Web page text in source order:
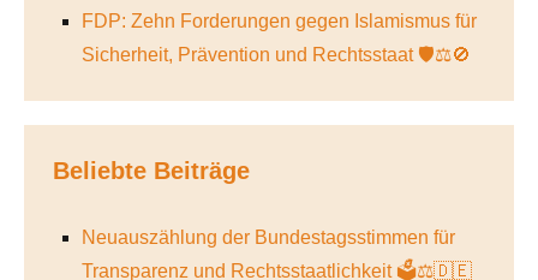
FDP: Zehn Forderungen gegen Islamismus für
Sicherheit, Prävention und Rechtsstaat 🛡️⚖️🚫
Beliebte Beiträge
Neuauszählung der Bundestagsstimmen für
Transparenz und Rechtsstaatlichkeit 🗳️⚖️🇩🇪